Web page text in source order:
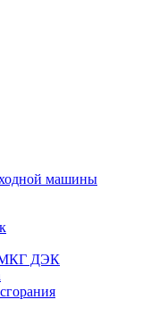
машины
МКГ ДЭК